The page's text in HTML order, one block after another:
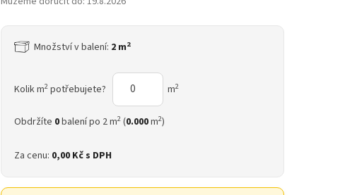
Množství v balení: 2 m2
Kolik m2potřebujete? m2
Obdržíte 0balení po 2 m2(0.000m2)
Za cenu: 0,00 Kčs DPH